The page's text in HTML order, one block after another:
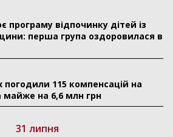
відпочинку дітей із
перша група оздоровилася в
погодили 115 компенсацій на
майже на 6,6 млн грн
31 липня